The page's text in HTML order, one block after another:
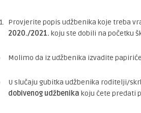
Provjerite popis udžbenika koje treba
2020./2021. koju ste dobili na početku
Molimo da iz udžbenika izvadite
U slučaju gubitka udžbenika roditelji/
dobivenog udžbenika koju ćete predati